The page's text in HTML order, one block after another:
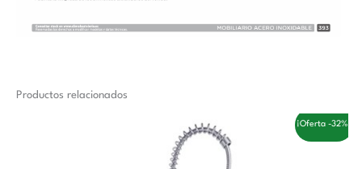
Productos relacionados
¡Oferta -32%!